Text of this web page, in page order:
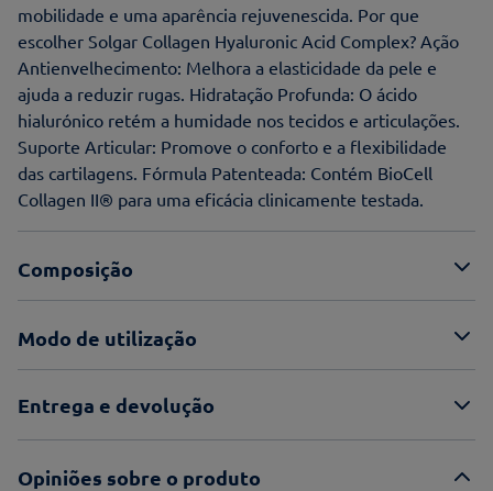
mobilidade e uma aparência rejuvenescida. Por que
escolher Solgar Collagen Hyaluronic Acid Complex? Ação
Antienvelhecimento: Melhora a elasticidade da pele e
ajuda a reduzir rugas. Hidratação Profunda: O ácido
hialurónico retém a humidade nos tecidos e articulações.
Suporte Articular: Promove o conforto e a flexibilidade
das cartilagens. Fórmula Patenteada: Contém BioCell
Collagen II® para uma eficácia clinicamente testada.
Composição
Modo de utilização
Entrega e devolução
Opiniões sobre o produto